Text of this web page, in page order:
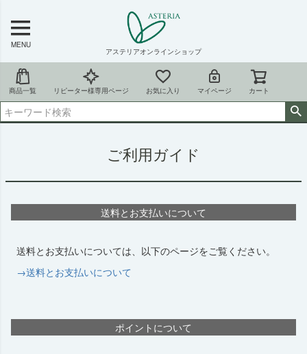
MENU
アステリアオンラインショップ
商品一覧 リピーター様専用ページ お気に入り マイページ カート
ご利用ガイド
送料とお支払いについて
送料とお支払いについては、以下のページをご覧ください。
→送料とお支払いについて
ポイントについて